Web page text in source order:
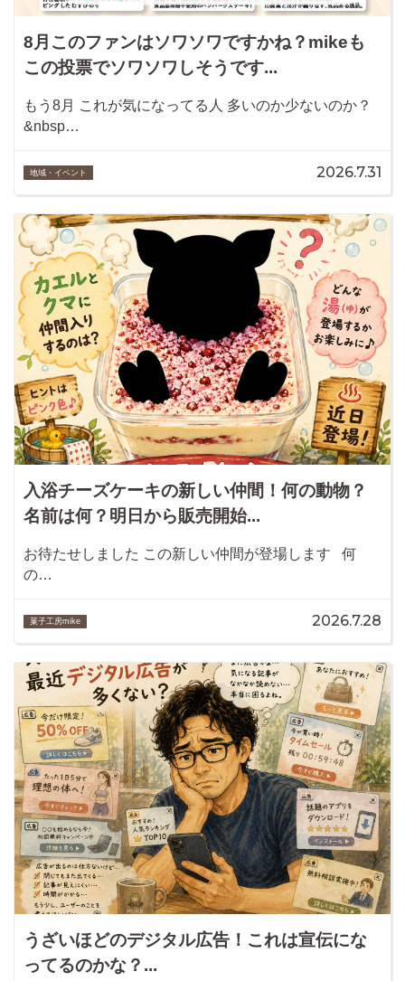
8月このファンはソワソワですかね？mikeも
この投票でソワソワしそうです...
もう8月 これが気になってる人 多いのか少ないのか？
&nbsp…
地域・イベント 2026.7.31
入浴チーズケーキの新しい仲間！何の動物？
名前は何？明日から販売開始...
お待たせしました この新しい仲間が登場します 何
の…
菓子工房mike 2026.7.28
うざいほどのデジタル広告！これは宣伝にな
ってるのかな？...